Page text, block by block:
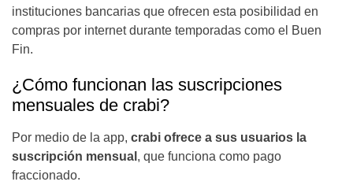
instituciones bancarias que ofrecen esta posibilidad en
compras por internet durante temporadas como el Buen
Fin.
¿Cómo funcionan las suscripciones
mensuales de crabi?
Por medio de la app, crabi ofrece a sus usuarios la
suscripción mensual , que funciona como pago
fraccionado.